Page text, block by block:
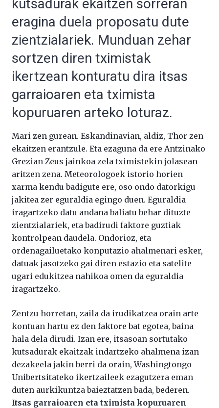
kutsadurak ekaitzen sorreran
eragina duela proposatu dute
zientzialariek. Munduan zehar
sortzen diren tximistak
ikertzean konturatu dira itsas
garraioaren eta tximista
kopuruaren arteko loturaz.
Mari zen gurean. Eskandinavian, aldiz, Thor zen
ekaitzen erantzule. Eta ezaguna da ere Antzinako
Grezian Zeus jainkoa zela tximistekin jolasean
aritzen zena. Meteorologoek istorio horien
xarma kendu badigute ere, oso ondo datorkigu
jakitea zer eguraldia egingo duen. Eguraldia
iragartzeko datu andana baliatu behar dituzte
zientzialariek, eta badirudi faktore guztiak
kontrolpean daudela. Ondorioz, eta
ordenagailuetako konputazio ahalmenari esker,
datuak jasotzeko gai diren estazio eta satelite
ugari edukitzea nahikoa omen da eguraldia
iragartzeko.
Zentzu horretan, zaila da irudikatzea orain arte
kontuan hartu ez den faktore bat egotea, baina
hala dela dirudi. Izan ere, itsasoan sortutako
kutsadurak ekaitzak indartzeko ahalmena izan
dezakeela jakin berri da orain, Washingtongo
Unibertsitateko ikertzaileek ezagutzera eman
duten aurkikuntza baieztatzen bada, bederen.
Itsas garraioaren eta tximista kopuruaren